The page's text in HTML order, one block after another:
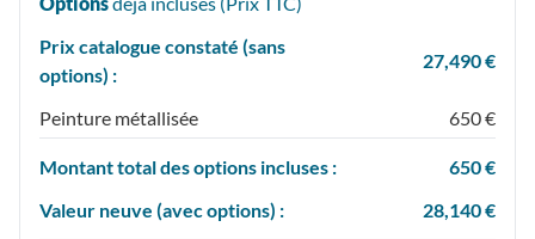
Prix catalogue constaté (sans
options) :
27,490 €
Peinture métallisée 650 €
Montant total des options incluses :
650 €
Valeur neuve (avec options) :
28,140 €